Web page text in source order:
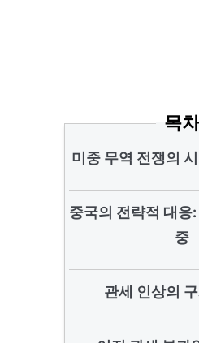
목차
미중 무역 전쟁의
중국의 전략적 대응:
중
관세 인상의